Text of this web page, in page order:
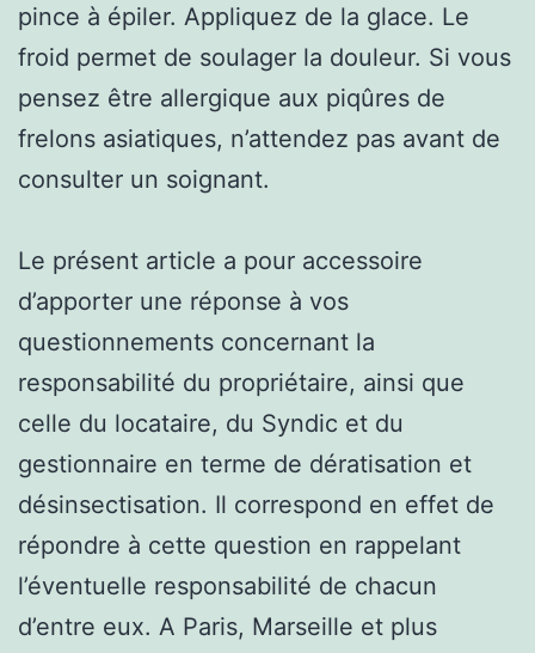
pince à épiler. Appliquez de la glace. Le
froid permet de soulager la douleur. Si vous
pensez être allergique aux piqûres de
frelons asiatiques, n’attendez pas avant de
consulter un soignant.
Le présent article a pour accessoire
d’apporter une réponse à vos
questionnements concernant la
responsabilité du propriétaire, ainsi que
celle du locataire, du Syndic et du
gestionnaire en terme de dératisation et
désinsectisation. Il correspond en effet de
répondre à cette question en rappelant
l’éventuelle responsabilité de chacun
d’entre eux. A Paris, Marseille et plus